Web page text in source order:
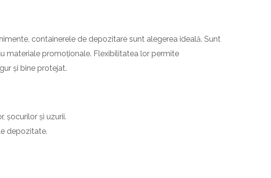
containerele de depozitare sunt alegerea ideală. Sunt
materiale promoționale. Flexibilitatea lor permite
și bine protejat.
șocurilor și uzurii.
depozitate.